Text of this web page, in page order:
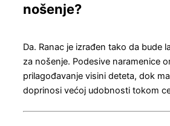
nošenje?
Da. Ranac je izrađen tako da bude
za nošenje. Podesive naramenice
prilagođavanje visini deteta, dok
doprinosi većoj udobnosti tokom